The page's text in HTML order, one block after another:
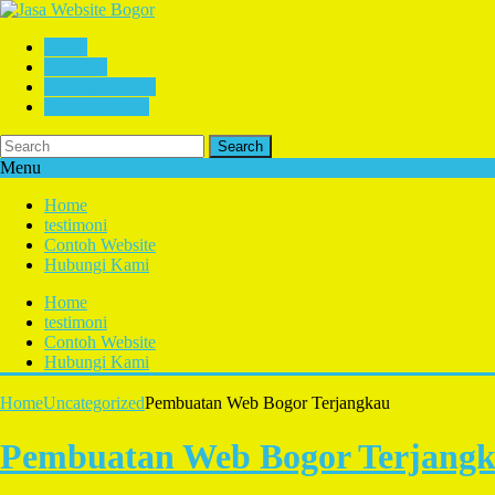
Search
Menu
Home
testimoni
Contoh Website
Hubungi Kami
Home
testimoni
Contoh Website
Hubungi Kami
HomeUncategorizedPembuatan Web Bogor Terjangkau
Pembuatan Web Bogor